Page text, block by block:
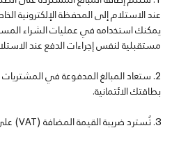
عند الاستلام إلى المحفظة الإلكترونية
يمكنك استخدامه في عمليات الشراء
مستقبلية لنفس إجراءات الدفع عند
ستعاد المبالغ المدفوعة في
بطاقتك الائتمانية.
تُسترد ضريبة القيمة المضافة (VAT) على المنتجات المشتراة.